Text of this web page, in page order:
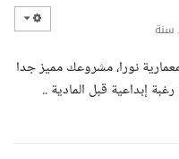
سنة
نورا، مشروعك مميز جدا
إبداعية قبل المادية ..